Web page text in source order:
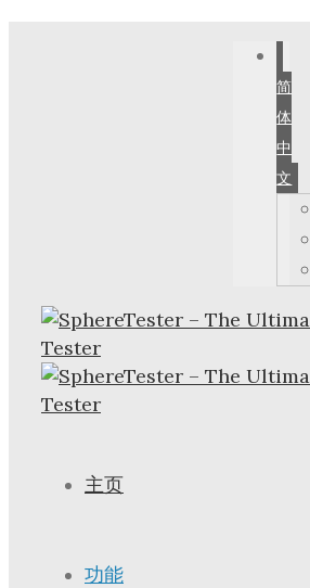
简
体
中
文
主页
功能